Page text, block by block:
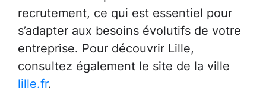
recrutement, ce qui est essentiel pour
s’adapter aux besoins évolutifs de votre
entreprise. Pour découvrir Lille,
consultez également le site de la ville
lille.fr.